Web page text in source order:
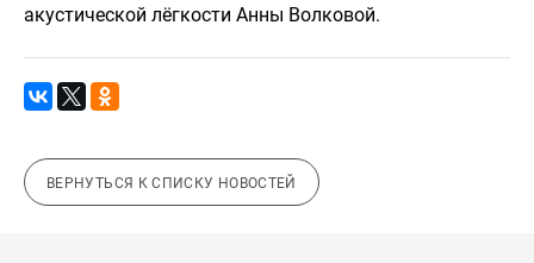
акустической лёгкости Анны Волковой.
ВЕРНУТЬСЯ К СПИСКУ НОВОСТЕЙ